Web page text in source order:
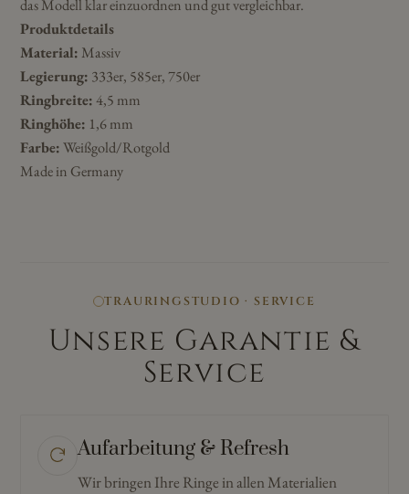
das Modell klar einzuordnen und gut vergleichbar.
Produktdetails
Material: Massiv
Legierung: 333er, 585er, 750er
Ringbreite:4,5 mm
Ringhöhe: 1,6 mm
Farbe:Weißgold/Rotgold
Made in Germany
TRAURINGSTUDIO · SERVICE
Unsere Garantie &
Service
Aufarbeitung & Refresh
Wir bringen Ihre Ringe in allen Materialien